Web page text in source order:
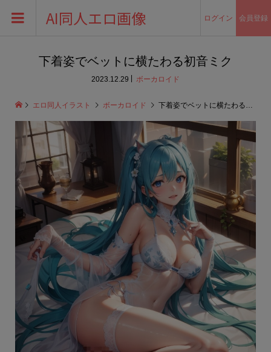
AI同人エロ画像 ログイン 会員登録
下着姿でベットに横たわる初音ミク
2023.12.29 ボーカロイド
エロ同人イラスト ボーカロイド 下着姿でベットに横たわる初音ミク